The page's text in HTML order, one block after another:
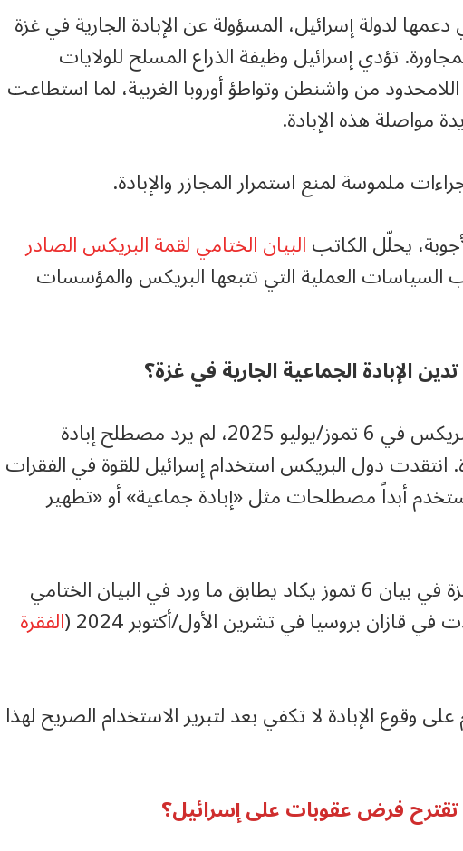
لدولة إسرائيل، المسؤولة عن الإبادة الجارية في غزة
تؤدي إسرائيل وظيفة الذراع المسلح للولايات
من واشنطن وتواطؤ أوروبا الغربية، لما استطاعت
مواصلة هذه الإبادة.
ملموسة لمنع استمرار المجازر والإبادة.
يحلّل الكاتبالبيان الختامي لقمة البريكس الصادر
السياسات العملية التي تتبعها البريكس والمؤسسات
تدين الإبادة الجماعية الجارية في غزة؟
نعم، ففي البيان الختامي لقمة البريكس في 6 تموز/يوليو 2025، لم يرد مصطلح إبادة
دول البريكس استخدام إسرائيل للقوة في الفقرات
لم تستخدم أبداً مصطلحات مثل «إبادة جماعية» أو «تطهير
واللافت أيضاً أنّ الجزء الخاص بغزة في بيان 6 تموز يكاد يطابق ما ورد في البيان الختامي
قازان بروسيا في تشرين الأول/أكتوبر 2024 ( الفقرة
على وقوع الإبادة لا تكفي بعد لتبرير الاستخدام الصريح لهذا
فرض عقوبات على إسرائيل؟